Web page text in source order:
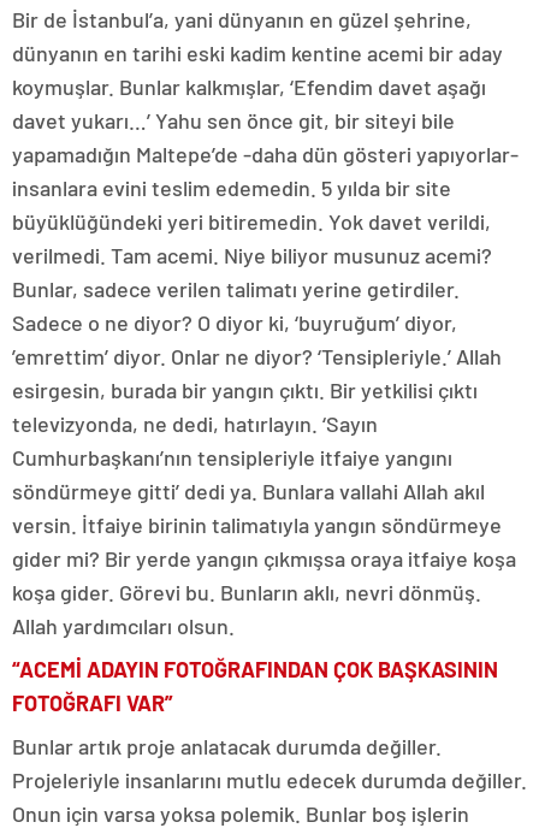
Bir de İstanbul’a, yani dünyanın en güzel şehrine,
dünyanın en tarihi eski kadim kentine acemi bir aday
koymuşlar. Bunlar kalkmışlar, ‘Efendim davet aşağı
davet yukarı…’ Yahu sen önce git, bir siteyi bile
yapamadığın Maltepe’de -daha dün gösteri yapıyorlar-
insanlara evini teslim edemedin. 5 yılda bir site
büyüklüğündeki yeri bitiremedin. Yok davet verildi,
verilmedi. Tam acemi. Niye biliyor musunuz acemi?
Bunlar, sadece verilen talimatı yerine getirdiler.
Sadece o ne diyor? O diyor ki, ‘buyruğum’ diyor,
’emrettim’ diyor. Onlar ne diyor? ‘Tensipleriyle.’ Allah
esirgesin, burada bir yangın çıktı. Bir yetkilisi çıktı
televizyonda, ne dedi, hatırlayın. ‘Sayın
Cumhurbaşkanı’nın tensipleriyle itfaiye yangını
söndürmeye gitti’ dedi ya. Bunlara vallahi Allah akıl
versin. İtfaiye birinin talimatıyla yangın söndürmeye
gider mi? Bir yerde yangın çıkmışsa oraya itfaiye koşa
koşa gider. Görevi bu. Bunların aklı, nevri dönmüş.
Allah yardımcıları olsun.
“ACEMİ ADAYIN FOTOĞRAFINDAN ÇOK BAŞKASININ
FOTOĞRAFI VAR”
Bunlar artık proje anlatacak durumda değiller.
Projeleriyle insanlarını mutlu edecek durumda değiller.
Onun için varsa yoksa polemik. Bunlar boş işlerin